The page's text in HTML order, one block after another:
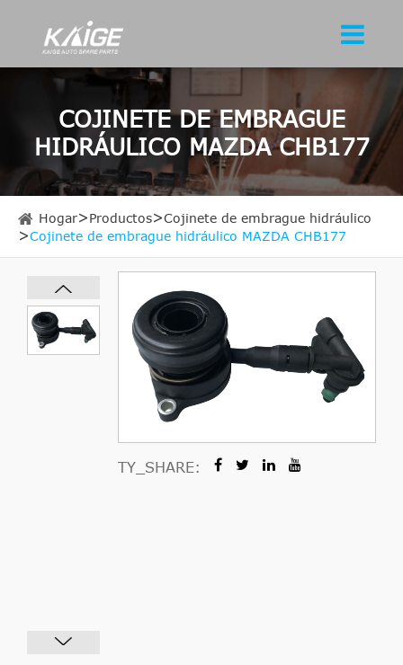
COJINETE DE EMBRAGUE
HIDRÁULICO MAZDA CHB177
Hogar Productos
Cojinete de embrague hidráulico
Cojinete de embrague hidráulico MAZDA CHB177
TY_SHARE: